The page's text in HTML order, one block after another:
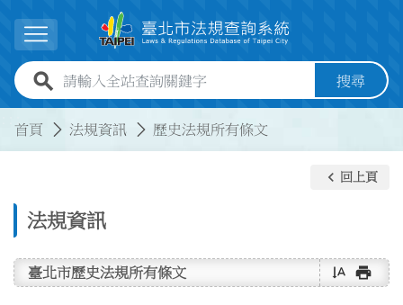
展開選單
全站查詢關鍵字欄位 搜尋
首頁 法規資訊 歷史法規所有條文
法規資訊
keyboard_arrow_left 回上頁
臺北市歷史法規所有條文 text_rotate_vertical print